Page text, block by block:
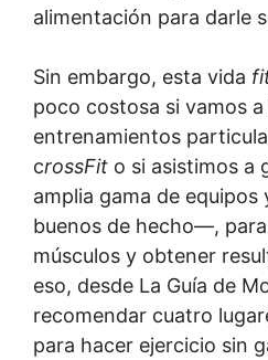
alimentación para darle
Sin embargo, esta vida
poco costosa si vamos
entrenamientos
crossFit o si asistimos a
amplia gama de
buenos de hecho—,
músculos y obtener
eso, desde La Guía de
recomendar cuatro
para hacer ejercicio sin